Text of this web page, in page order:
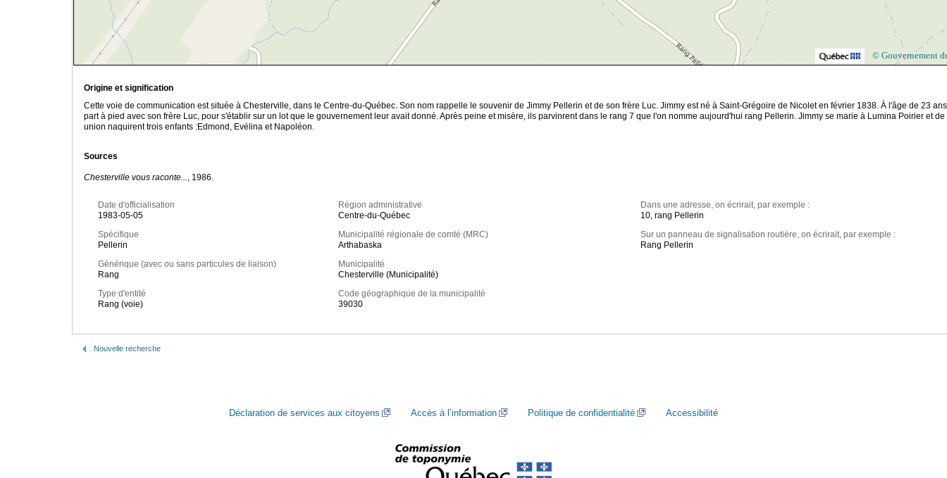
© Gouvernement
Origine et signification
Cette voie de communication est située à Chesterville, dans le Centre-du-Québec. Son nom rappelle le souvenir de Jimmy Pellerin et de son frère Luc. Jimmy est né à Saint-Grégoire de Nicolet en février 1838. À l'âge de 23
part à pied avec son frère Luc, pour s'établir sur un lot que le gouvernement leur avait donné. Après peine et misère, ils parvinrent dans le rang 7 que l'on nomme aujourd'hui rang Pellerin. Jimmy se marie à Lumina Poirier et de
union naquirent trois enfants :Edmond, Evélina et Napoléon.
Sources
Chesterville vous raconte..., 1986.
Date d'officialisation
1983-05-05
Spécifique
Pellerin
Générique (avec ou sans particules de liaison)
Rang
Type d'entité
Rang (voie)
Région administrative
Centre-du-Québec
Municipalité régionale de comté (MRC)
Arthabaska
Municipalité
Chesterville (Municipalité)
Code géographique de la municipalité
39030
Dans une adresse, on écrirait, par exemple :
10, rang Pellerin
Sur un panneau de signalisation routière, on écrirait, par exemple :
Rang Pellerin
Nouvelle recherche
Déclaration de services aux citoyens Accès à l’information Politique de confidentialité Accessibilité